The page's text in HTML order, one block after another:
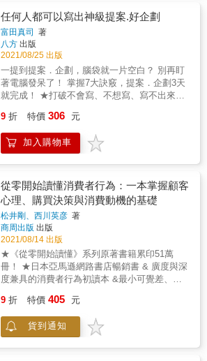
民眾因小病去看醫生的政策考量。 第一本以廣
告創意為題的台日文化觀察報告 深度挖掘廣告
創意背後的文化意涵 本書搜羅2015～2021年間
逾百項廣告事例，聚焦化妝品、感冒藥、人壽
保險、啤酒、速食店、超商、飲料等13種與一
般人生活息息相關的廣告類型，提及全聯、
GOGORO、日清泡麵、SAPPORO啤酒等台日
不同，分析台日文化的差異，挖掘廣告創意背
後的文化意涵。 ★特別收錄【內行看門道】專
欄 討論「如何用文案寫出滋滋作響的美味旋
廣告手法的台日業界分析，不論你是內行還外
行，保證看得直呼「原來如此」！
消費習慣；城市裡，以報紙期刊等為載體的廣
告成為城市生活的獨特風景，並成為人們消費
和生活的重要幫手。在新消費群體中，女性消
費者以其獨特的家庭角色與消費特點，在廣告
宣傳的誘導下，成為新消費文化的主要參與
者，引領社會新的消費潮流。
任何人都可以寫出神級提案.好企劃
富田真司 著
八方 出版
2021/08/25 出版
一提到提案．企劃，腦袋就一片空白？ 別再盯
著電腦發呆了！ 掌握7大訣竅，提案．企劃3天
就完成！ ★打破不會寫、不想寫、寫不出來的
社群． 作業改善．高效會議．人事管理 ★指導
超過3萬人！ 日本行銷規劃師‧廣告企劃神人 富
田真司 獨家公開！採用率100% 的教戰範例x實
沒創意、這不會賺錢？ 你不是沒FU，只要抓住
重點去寫就對了！ 作者為日本市場行銷規劃
師、廣告企劃神人，擅長行銷企劃，曾任職廣
告代理商、企劃公司，擁有豐富的經驗，並特
別針對年輕人或企業開設「製作行銷企劃」等
課程；並定期舉辦「企劃派對」，致力於培養
年輕一代的企劃人。 本書介紹提案．企劃之基
礎，以及5個絕對被採用的成功關鍵。從實用表
格x教戰範例，包括行銷策略、商品定位、創意
提案、業務改善等等，示範各種提案．企劃的
題，並活用10種固定格式範例，讓提案．企劃
有創意，又有說服力！一次就過關！ 不論你是
企劃、行銷、業務，還是一般的上班族，第一
9 折 特價 306 元
加入購物車
從零開始讀懂消費者行為：一本掌握顧客
心理、購買決策與消費動機的基礎
松井剛、西川英彦 著
商周出版 出版
2021/08/14 出版
★《從零開始讀懂》系列原著書籍累印51萬
冊！ ★日本亞馬遜網路書店暢銷書 & 廣度與深
度兼具的消費者行為初讀本 &最小可覺差、操
型、認知失調、滿意度、生活型態、身分認
同、社會期待、參考團體、意見領袖、網路評
價、炫耀性消費、狄德羅效應、儀式感 ■日本
9 折 特價 405 元
貨到通知